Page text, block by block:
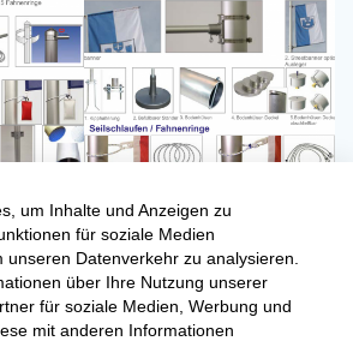
Anfragen
um Inhalte und Anzeigen zu
für soziale Medien
Datenverkehr zu analysieren.
über Ihre Nutzung unserer
für soziale Medien, Werbung und
mit anderen Informationen